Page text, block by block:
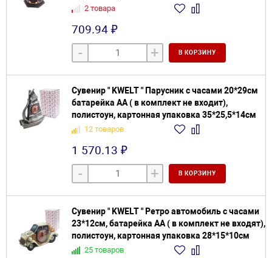
2 товара
709.94 ₽
- + В КОРЗИНУ
Сувенир " KWELT " Парусник с часами 20*29см
батарейка АА ( в комплект не входит),
полистоун, картонная упаковка 35*25,5*14см
12 товаров
1 570.13 ₽
- + В КОРЗИНУ
Сувенир " KWELT " Ретро автомобиль с часами
23*12см, батарейка АА ( в комплект не входят),
полистоун, картонная упаковка 28*15*10см
25 товаров